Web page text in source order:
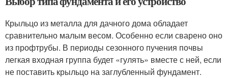
Крыльцо из металла для дачного дома обладает
сравнительно малым весом. Особенно если сварено оно
из профтрубы. В периоды сезонного пучения почвы
легкая входная группа будет «гулять» вместе с ней, если
не поставить крыльцо на заглубленный фундамент.